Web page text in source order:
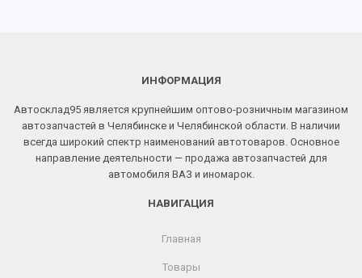
ИНФОРМАЦИЯ
Автосклад95 является крупнейшим оптово-розничным магазином
автозапчастей в Челябинске и Челябинской области. В наличии
всегда широкий спектр наименований автотоваров. Основное
направление деятельности — продажа автозапчастей для
автомобиля ВАЗ и иномарок.
НАВИГАЦИЯ
Главная
Товары